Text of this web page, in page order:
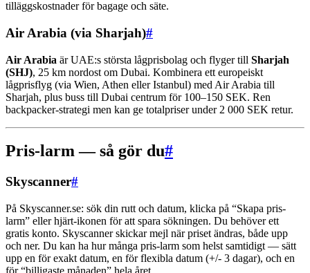
tilläggskostnader för bagage och säte.
Air Arabia (via Sharjah)#
Air Arabia är UAE:s största lågprisbolag och flyger till Sharjah
(SHJ), 25 km nordost om Dubai. Kombinera ett europeiskt
lågprisflyg (via Wien, Athen eller Istanbul) med Air Arabia till
Sharjah, plus buss till Dubai centrum för 100–150 SEK. Ren
backpacker-strategi men kan ge totalpriser under 2 000 SEK retur.
Pris-larm — så gör du#
Skyscanner#
På Skyscanner.se: sök din rutt och datum, klicka på “Skapa pris-
larm” eller hjärt-ikonen för att spara sökningen. Du behöver ett
gratis konto. Skyscanner skickar mejl när priset ändras, både upp
och ner. Du kan ha hur många pris-larm som helst samtidigt — sätt
upp en för exakt datum, en för flexibla datum (+/- 3 dagar), och en
för “billigaste månaden” hela året.